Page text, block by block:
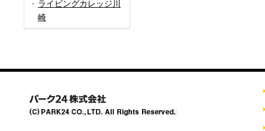
ライビングカレッジ川
崎